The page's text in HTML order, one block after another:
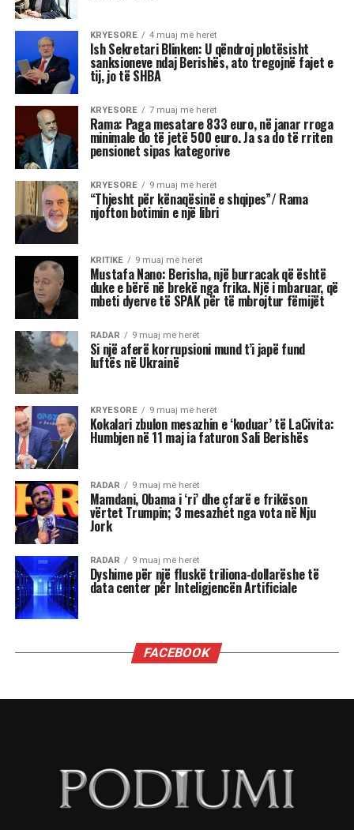
Shkruar nga Massimo Gaggi
Fitorja e Mamdanit duhet të
trajtohet me kujdes nga
Partia Demokratike. Ajo ka
rizbuluar aftësitë e
ndërmjetësimit agresiv të
Barack Obamës, duke
shfrytëzuar shqetësimet e
votuesve në lidhje me
ekonominë përpara
zgjedhjeve të mesit të
mandatit…
Tenda e madhe, kostoja e lartë e jetesës,
rregullat në ndryshim të lojës: në dritën e fitores
së Mamdanit, kryetarit të ri të bashkisë së Nju
Jorkut, Socialist Demokrat, dhe sukseseve të tjera
të Partisë Progresive në zgjedhjet e 4 nëntorit,
nga fitimi i posteve të guvernatorëve të
Virxhinias dhe Nju Xhersit deri te fitorja në
referendum në Kaliforni, këto tre fronte do të
jenë vendimtare, një vit nga tani, në zgjedhjet e
nga kontrolli i Kongresit.
Fitorja e madhe e Mamdanit, me mobilizimin e
dekurajuar dhe çorientuar nga kthimi i Donald
Trump dhe axhenda e tij autoritare.